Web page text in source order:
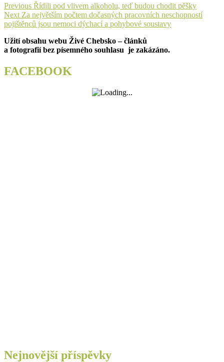
Navigace
pro
příspěvek
Previous Previous
post:
Řídili pod vlivem alkoholu, teď budou chodit pěšky
Next Next
post:
Za největším počtem dočasných pracovních neschopností
pojištěnců jsou nemoci dýchací a pohybové soustavy
Užití obsahu webu Živé Chebsko – článků
a fotografií bez písemného souhlasu je zakázáno.
FACEBOOK
Nejnovější příspěvky